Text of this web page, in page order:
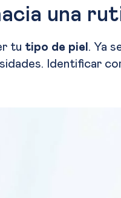
una
tu tipo de piel . Ya
Identificar